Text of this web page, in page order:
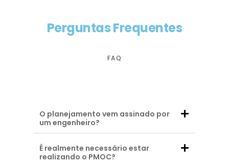
Perguntas Frequentes
FAQ
O planejamento vem assinado por
um engenheiro?
É realmente necessário estar
realizando o PMOC?